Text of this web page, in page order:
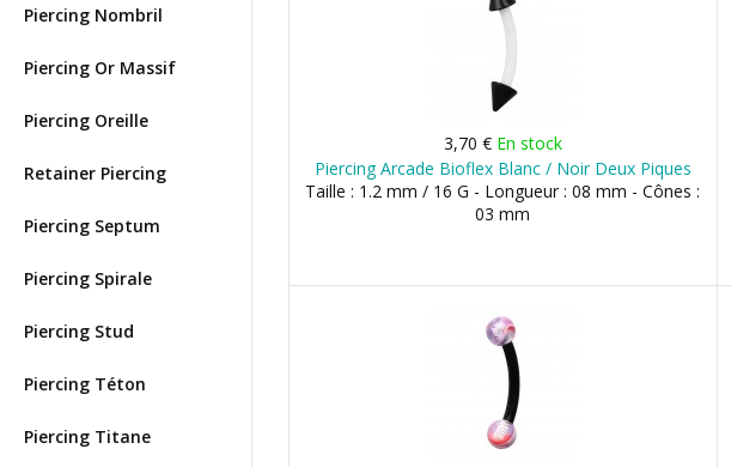
Piercing Nombril
Piercing Or Massif
Piercing Oreille
Retainer Piercing
Piercing Septum
Piercing Spirale
Piercing Stud
Piercing Téton
Piercing Titane
3,70 € En stock
Piercing Arcade Bioflex Blanc / Noir Deux Piques
Taille : 1.2 mm / 16 G - Longueur : 08 mm - Cônes :
03 mm